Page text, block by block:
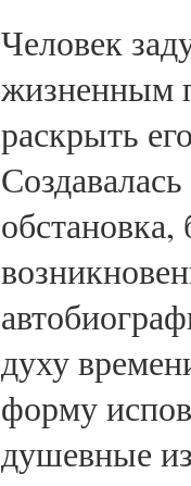
Человек
жизненным
раскрыть
обстановка,
духу
форму
душевные